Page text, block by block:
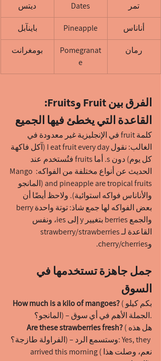
تمر Dates ديتس
أناناس Pineapple باينآبل
رمان
Pomegranat
e
بومغرانت
الفرق بين Fruit وFruits:
القاعدة التي يخطئ فيها الجميع
كلمة fruit في الإنجليزية غير معدودة في
الغالب: نقول I eat fruit every day (آكل فاكهة
كل يوم) دون s. أما fruits فتُستخدم عند
الحديث عن أنواع مختلفة من الفواكه: Mango
and pineapple are tropical fruits (المانجو
والأناناس فواكه استوائية). ولاحظ أيضًا أن
والجمع berries بتغيير y إلى ies، ونفس
وcherry/cherries.
جمل جاهزة تستخدمها في
السوق
How much is a kilo of mangoes? (بكم كيلو
المانجو؟) – الجملة الأهم في أي سوق.
Are these strawberries fresh? (هل هذه
الفراولة طازجة؟) – وستسمع الرد: Yes, they
arrived this morning (نعم، وصلت هذا